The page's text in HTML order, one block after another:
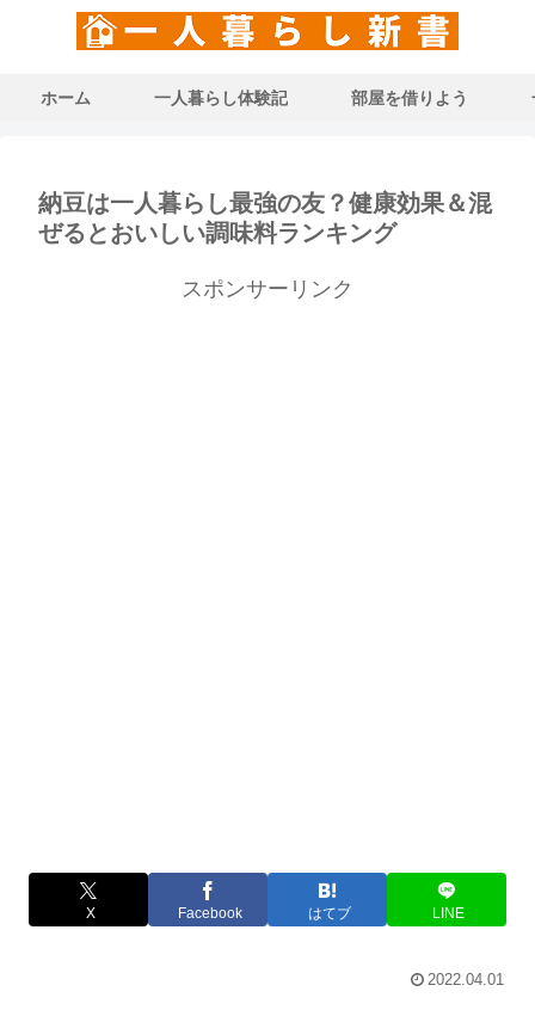
ホーム 一人暮らし体験記 部屋を借りよう
納豆は一人暮らし最強の友？健康効果＆混
ぜるとおいしい調味料ランキング
スポンサーリンク
X Facebook はてブ LINE
2022.04.01